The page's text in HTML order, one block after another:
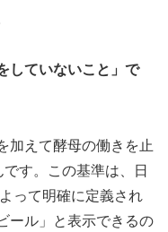
していないこと」で
加えて酵母の働きを止
す。この基準は、日
って明確に定義され
ール」と表示できるの